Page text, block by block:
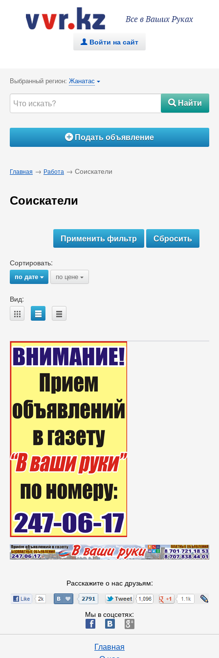
Все в Ваших Руках
. Войти на сайт
Выбранный регион: Жанатас {
#Найти
ÁПодать объявление
Главная → Работа → Соискатели
Соискатели
Сортировать:
по дате{ по цене {
Вид:
A B C
Расскажите о нас друзьям:
Мы в соцсетях:
ä æ è
Главная